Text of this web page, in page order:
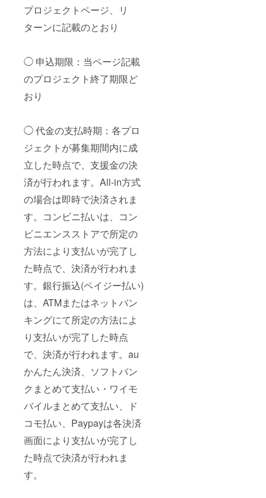
プロジェクトページ、リ
ターンに記載のとおり
◯ 申込期限：当ページ記載
のプロジェクト終了期限ど
おり
◯ 代金の支払時期：各プロ
ジェクトが募集期間内に成
立した時点で、支援金の決
済が行われます。All-in方式
の場合は即時で決済されま
す。コンビニ払いは、コン
ビニエンスストアで所定の
方法により支払いが完了し
た時点で、決済が行われま
す。銀行振込(ペイジー払い)
は、ATMまたはネットバン
キングにて所定の方法によ
り支払いが完了した時点
で、決済が行われます。au
かんたん決済、ソフトバン
クまとめて支払い・ワイモ
バイルまとめて支払い、ド
コモ払い、Paypayは各決済
画面により支払いが完了し
た時点で決済が行われま
す。